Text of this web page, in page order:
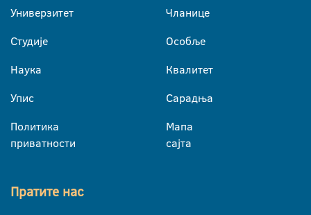
Универзитет
Студије
Наука
Упис
Политика
приватности
Чланице
Особље
Квалитет
Сарадња
Мапа
сајта
Пратите нас